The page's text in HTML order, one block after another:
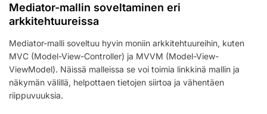
Mediator-mallin soveltaminen eri
arkkitehtuureissa
Mediator-malli soveltuu hyvin moniin arkkitehtuureihin, kuten
MVC (Model-View-Controller) ja MVVM (Model-View-
ViewModel). Näissä malleissa se voi toimia linkkinä mallin ja
näkymän välillä, helpottaen tietojen siirtoa ja vähentäen
riippuvuuksia.